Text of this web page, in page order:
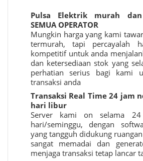
Pulsa Elektrik murah
SEMUA OPERATOR
Mungkin harga yang kami
termurah, tapi percayalah
kompetitif untuk anda
dan ketersediaan stok yang
perhatian serius bagi kami
transaksi anda
Transaksi Real Time 24 jam
hari libur
Server kami on selama
hari/seminggu, dengan
yang tangguh didukung
sangat memadai dan
menjaga transaksi tetap lancar